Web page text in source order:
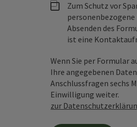
Zum Schutz vor
Absenden des
ist eine
Wenn Sie per Formular
Ihre angegebenen
Anschlussfragen sechs
Einwilligung weiter.
zur